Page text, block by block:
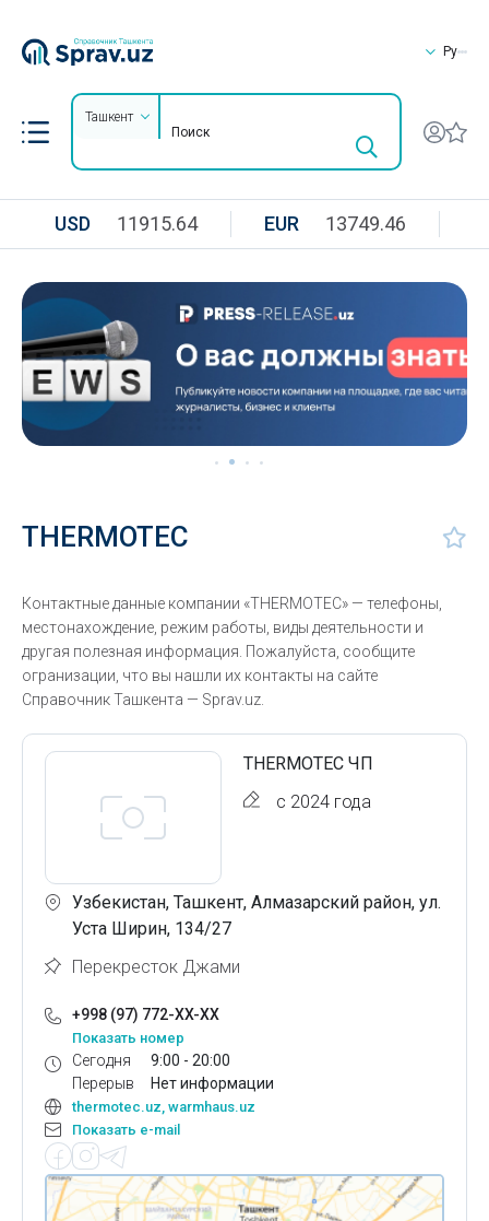
Ру
Ташкент
USD 11915.64 EUR 13749.46
THERMOTEC
Контактные данные компании «THERMOTEC» — телефоны,
местонахождение, режим работы, виды деятельности и
другая полезная информация. Пожалуйста, сообщите
огранизации, что вы нашли их контакты на сайте
Справочник Ташкента — Sprav.uz.
THERMOTEC ЧП
с 2024 года
Узбекистан, Ташкент, Алмазарский район, ул.
Уста Ширин, 134/27
Перекресток Джами
+998 (97) 772-XX-XX
Показать номер
Сегодня
Перерыв
9:00 - 20:00
Нет информации
thermotec.uz, warmhaus.uz
Показать e-mail